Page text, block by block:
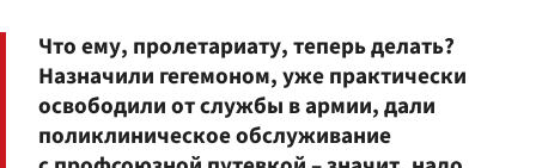
Что ему, пролетариату, теперь делать?
Назначили гегемоном, уже практически
освободили от службы в армии, дали
поликлиническое обслуживание